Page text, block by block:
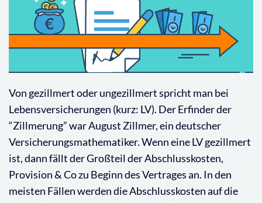
Von gezillmert oder ungezillmert spricht man bei
Lebensversicherungen (kurz: LV). Der Erfinder der
“Zillmerung” war August Zillmer, ein deutscher
Versicherungsmathematiker. Wenn eine LV gezillmert
ist, dann fällt der Großteil der Abschlusskosten,
Provision & Co zu Beginn des Vertrages an. In den
meisten Fällen werden die Abschlusskosten auf die